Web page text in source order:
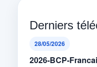
Derniers
28/05/2026
2026-BCP-